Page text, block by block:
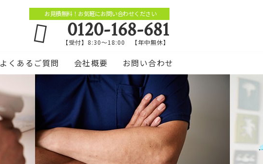
お見積無料！お気軽にお問い合わせください
0120-168-681
【受付】8:30～18:00 【年中無休】
よくあるご質問 会社概要 お問い合わせ